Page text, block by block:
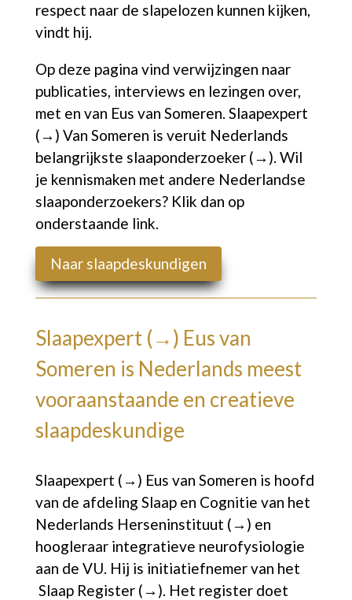
respect naar de slapelozen kunnen kijken,
vindt hij.
Op deze pagina vind verwijzingen naar
publicaties, interviews en lezingen over,
met en van Eus van Someren. Slaapexpert
(→) Van Someren is veruit Nederlands
belangrijkste slaaponderzoeker (→). Wil
je kennismaken met andere Nederlandse
slaaponderzoekers? Klik dan op
onderstaande link.
Naar slaapdeskundigen
Slaapexpert (→) Eus van
Someren is Nederlands meest
vooraanstaande en creatieve
slaapdeskundige
Slaapexpert (→) Eus van Someren is hoofd
van de afdeling Slaap en Cognitie van het
Nederlands Herseninstituut (→) en
hoogleraar integratieve neurofysiologie
aan de VU. Hij is initiatiefnemer van het
Slaap Register (→). Het register doet